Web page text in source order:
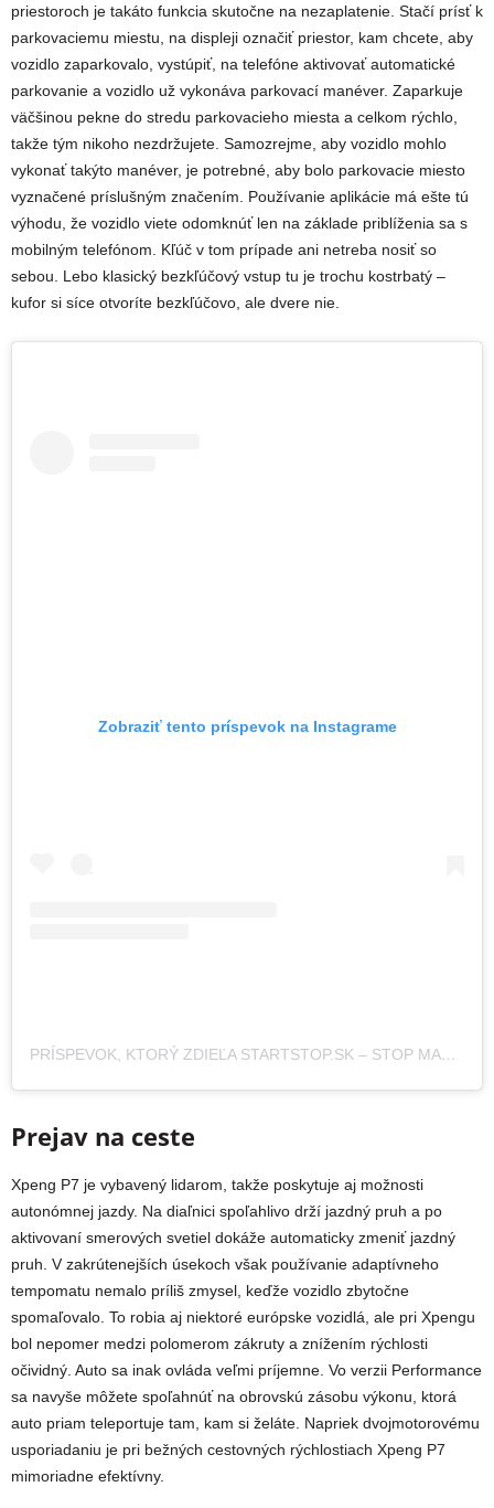
priestoroch je takáto funkcia skutočne na nezaplatenie. Stačí prísť k
parkovaciemu miestu, na displeji označiť priestor, kam chcete, aby
vozidlo zaparkovalo, vystúpiť, na telefóne aktivovať automatické
parkovanie a vozidlo už vykonáva parkovací manéver. Zaparkuje
väčšinou pekne do stredu parkovacieho miesta a celkom rýchlo,
takže tým nikoho nezdržujete. Samozrejme, aby vozidlo mohlo
vykonať takýto manéver, je potrebné, aby bolo parkovacie miesto
vyznačené príslušným značením. Používanie aplikácie má ešte tú
výhodu, že vozidlo viete odomknúť len na základe priblíženia sa s
mobilným telefónom. Kľúč v tom prípade ani netreba nosiť so
sebou. Lebo klasický bezkľúčový vstup tu je trochu kostrbatý –
kufor si síce otvoríte bezkľúčovo, ale dvere nie.
Zobraziť tento príspevok na Instagrame
PRÍSPEVOK, KTORÝ ZDIEĽA STARTSTOP.SK – STOP MAGAZÍN (@STARTSTOPSK)
Prejav na ceste
Xpeng P7 je vybavený lidarom, takže poskytuje aj možnosti
autonómnej jazdy. Na diaľnici spoľahlivo drží jazdný pruh a po
aktivovaní smerových svetiel dokáže automaticky zmeniť jazdný
pruh. V zakrútenejších úsekoch však používanie adaptívneho
tempomatu nemalo príliš zmysel, keďže vozidlo zbytočne
spomaľovalo. To robia aj niektoré európske vozidlá, ale pri Xpengu
bol nepomer medzi polomerom zákruty a znížením rýchlosti
očividný. Auto sa inak ovláda veľmi príjemne. Vo verzii Performance
sa navyše môžete spoľahnúť na obrovskú zásobu výkonu, ktorá
auto priam teleportuje tam, kam si želáte. Napriek dvojmotorovému
usporiadaniu je pri bežných cestovných rýchlostiach Xpeng P7
mimoriadne efektívny.